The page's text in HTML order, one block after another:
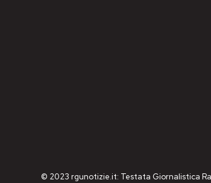
© 2023 rgunotizie.it: Testata Giornalistica